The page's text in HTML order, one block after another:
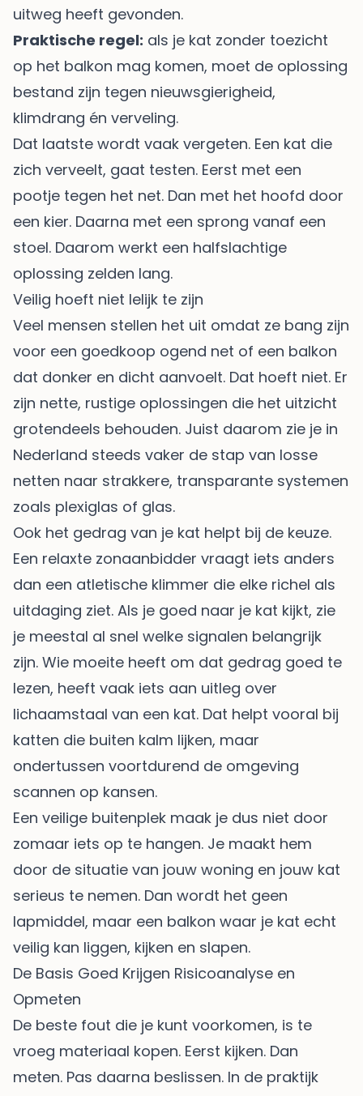
uitweg heeft gevonden.
Praktische regel: als je kat zonder toezicht
op het balkon mag komen, moet de oplossing
bestand zijn tegen nieuwsgierigheid,
klimdrang én verveling.
Dat laatste wordt vaak vergeten. Een kat die
zich verveelt, gaat testen. Eerst met een
pootje tegen het net. Dan met het hoofd door
een kier. Daarna met een sprong vanaf een
stoel. Daarom werkt een halfslachtige
oplossing zelden lang.
Veilig hoeft niet lelijk te zijn
Veel mensen stellen het uit omdat ze bang zijn
voor een goedkoop ogend net of een balkon
dat donker en dicht aanvoelt. Dat hoeft niet. Er
zijn nette, rustige oplossingen die het uitzicht
grotendeels behouden. Juist daarom zie je in
Nederland steeds vaker de stap van losse
netten naar strakkere, transparante systemen
zoals plexiglas of glas.
Ook het gedrag van je kat helpt bij de keuze.
Een relaxte zonaanbidder vraagt iets anders
dan een atletische klimmer die elke richel als
uitdaging ziet. Als je goed naar je kat kijkt, zie
je meestal al snel welke signalen belangrijk
zijn. Wie moeite heeft om dat gedrag goed te
lezen, heeft vaak iets aan uitleg over
lichaamstaal van een kat. Dat helpt vooral bij
katten die buiten kalm lijken, maar
ondertussen voortdurend de omgeving
scannen op kansen.
Een veilige buitenplek maak je dus niet door
zomaar iets op te hangen. Je maakt hem
door de situatie van jouw woning en jouw kat
serieus te nemen. Dan wordt het geen
lapmiddel, maar een balkon waar je kat echt
veilig kan liggen, kijken en slapen.
De Basis Goed Krijgen Risicoanalyse en
Opmeten
De beste fout die je kunt voorkomen, is te
vroeg materiaal kopen. Eerst kijken. Dan
meten. Pas daarna beslissen. In de praktijk